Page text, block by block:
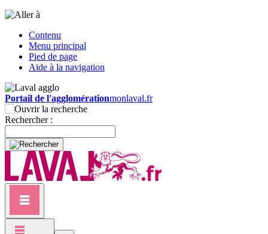
Contenu
Menu principal
Pied de page
Aide à la navigation
Portail de l'agglomérationmonlaval.fr
Rechercher :